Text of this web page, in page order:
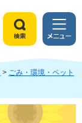
索
メ
ニ
ュ
ー
> ごみ・環境・ペット